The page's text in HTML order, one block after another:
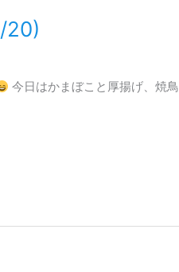
20)
今日はかまぼこと厚揚げ、焼鳥